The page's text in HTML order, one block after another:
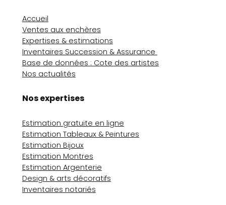
Accueil
Ventes aux enchères
Expertises & estimations
Inventaires Succession & Assurance
Base de données : Cote des artistes
Nos actualités
Nos expertises
Estimation gratuite en ligne
Estimation Tableaux & Peintures
Estimation Bijoux
Estimation Montres
Estimation Argenterie
Design & arts décoratifs
Inventaires notariés